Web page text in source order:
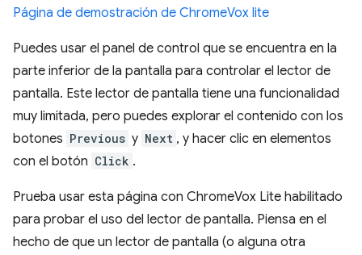
Página de demostración de ChromeVox lite
Puedes usar el panel de control que se encuentra en la
parte inferior de la pantalla para controlar el lector de
pantalla. Este lector de pantalla tiene una funcionalidad
muy limitada, pero puedes explorar el contenido con los
botones Previous y Next , y hacer clic en elementos
con el botón Click .
Prueba usar esta página con ChromeVox Lite habilitado
para probar el uso del lector de pantalla. Piensa en el
hecho de que un lector de pantalla (o alguna otra